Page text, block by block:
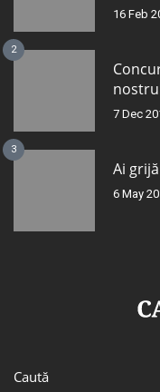
16 Feb
2
7 Dec
3
Ai
6 May
Caută